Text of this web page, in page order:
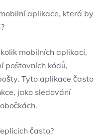
aplikace, která by
mobilních aplikací,
poštovních kódů,
Tyto aplikace často
jako sledování
často?